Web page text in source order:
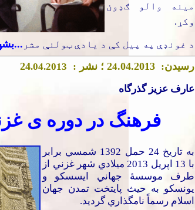
مینه والو ګډون
وکړ.
د غونډې په پیل کې د یادې ټولنې مشر
رسیدن:
24.04.2013 ؛ نشر : 24.04.2013
عارف عزيزگذرگاه
فرهنگ در دور ه ی
به تاريخ 24 حمل 1392 شمسي برابر
با 13 اپريل 2013 ميلادي شهر غزني از
طرف موسسۀ جهاني ايسسكو و
يونسكو به حيث پايتخت تمدن جهان
اسلام رسماً نامگذاري گرديد.